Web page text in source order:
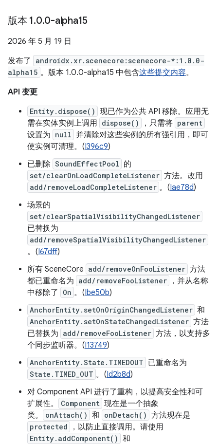
版本 1.0.0-alpha15
2026 年 5 月 19 日
发布了
androidx.xr.scenecore:scenecore-*:1.0.0-
alpha15 。版本 1.0.0-alpha15 中包含这些提交内容。
API 变更
Entity.dispose() 现已作为公共 API 移除。应用无
需在实体实例上调用 dispose() ，只需将 parent
设置为 null 并清除对这些实例的所有强引用，即可
使实例可清理。(I396c9)
已删除 SoundEffectPool 的
set/clearOnLoadCompleteListener 方法。改用
add/removeLoadCompleteListener 。(Iae78d)
场景的
set/clearSpatialVisibilityChangedListener
已替换为
add/removeSpatialVisibilityChangedListener
。(I67dff)
所有 SceneCore add/removeOnFooListener 方法
都已重命名为 add/removeFooListener
，并从名称
中移除了
On 。(Ibe50b)
AnchorEntity.setOnOriginChangedListener 和
AnchorEntity.setOnStateChangedListener 方法
已替换为 add/removeFooListener 方法，以支持多
个同步监听器。(I13749)
AnchorEntity.State.TIMEDOUT 已重命名为
State.TIMED_OUT 。(Id2b8d)
对 Component API 进行了重构，以提高安全性和可
扩展性。
Component 现在是一个抽象
类。
onAttach() 和 onDetach() 方法现在是
protected ，以防止直接调用。请使用
Entity.addComponent() 和